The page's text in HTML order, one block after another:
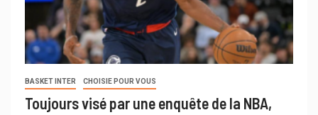
BASKET INTER CHOISIE POUR VOUS
Toujours visé par une enquête de la NBA,